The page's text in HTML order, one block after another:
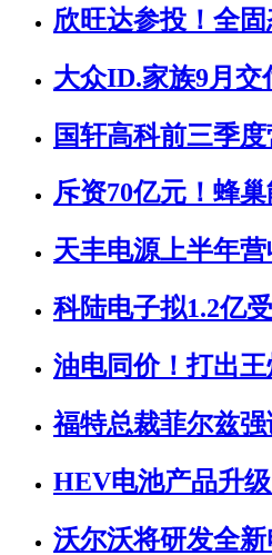
欣旺达参投！全
大众ID.家族9月交
国轩高科前三季
斥资70亿元！蜂
天丰电源上半年
科陆电子拟1.2亿
油电同价！打出
福特总裁菲尔兹
​HEV电池产品升
沃尔沃将研发全